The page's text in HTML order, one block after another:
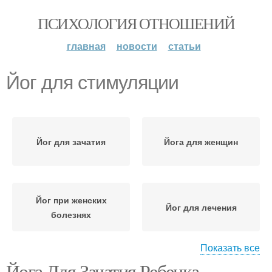
ПСИХОЛОГИЯ ОТНОШЕНИЙ
главная новости статьи
Йог для стимуляции
Йог для зачатия Йога для женщин
Йог при женских
болезнях
Йог для лечения
Показать все